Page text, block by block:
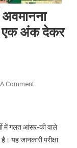
एक अंक देकर
CommentOn
भर्ती
अवमानना
में गलत आंसर-की वाले
यह जानकारी परीक्षा